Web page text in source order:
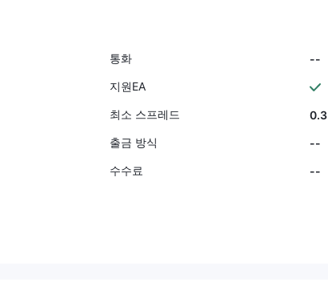
통화
--
지원EA
최소 스프레드
0.3
출금 방식
--
수수료
--